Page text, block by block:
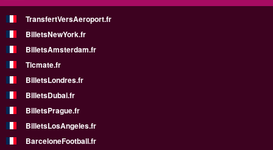
TransfertVersAeroport.fr
BilletsNewYork.fr
BilletsAmsterdam.fr
Ticmate.fr
BilletsLondres.fr
BilletsDubai.fr
BilletsPrague.fr
BilletsLosAngeles.fr
BarceloneFootball.fr